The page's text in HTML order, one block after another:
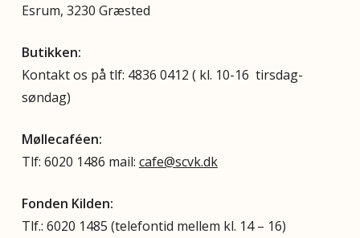
Esrum, 3230 Græsted
Butikken:
Kontakt os på tlf: 4836 0412 ( kl. 10-16 tirsdag-
søndag)
Møllecaféen:
Tlf: 6020 1486 mail: cafe@scvk.dk
Fonden Kilden:
Tlf.: 6020 1485 (telefontid mellem kl. 14 – 16)